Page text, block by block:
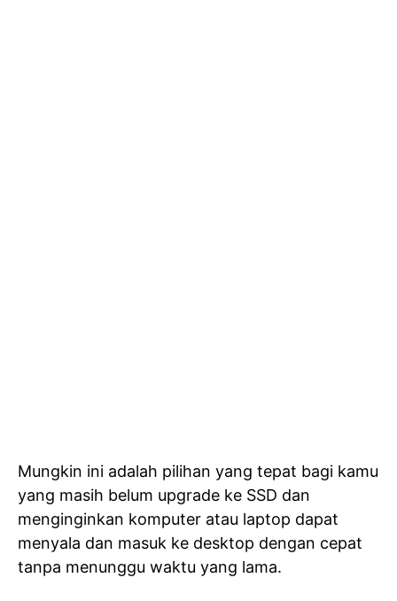
Mungkin ini adalah pilihan yang tepat bagi kamu
yang masih belum upgrade ke SSD dan
menginginkan komputer atau laptop dapat
menyala dan masuk ke desktop dengan cepat
tanpa menunggu waktu yang lama.